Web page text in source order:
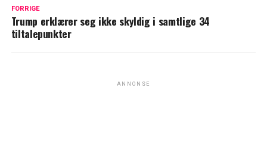
FORRIGE
Trump erklærer seg ikke skyldig i samtlige 34
tiltalepunkter
ANNONSE